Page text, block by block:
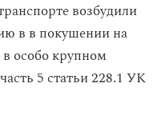
возбудили
в в покушении на
особо крупном
5 статьи 228.1 УК